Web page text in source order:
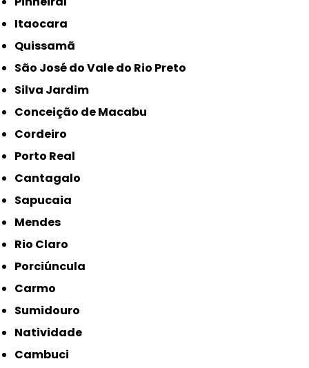
Itaocara
Quissamã
São José do Vale do Rio Preto
Silva Jardim
Conceição de Macabu
Cordeiro
Porto Real
Cantagalo
Sapucaia
Mendes
Rio Claro
Porciúncula
Carmo
Sumidouro
Natividade
Cambuci